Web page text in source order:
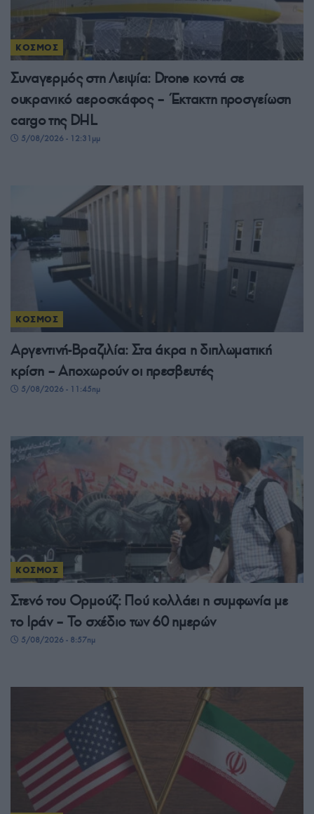
ΚΟΣΜΟΣ
Συναγερμός στη Λειψία: Drone κοντά σε
ουκρανικό αεροσκάφος – Έκτακτη προσγείωση
cargo της DHL
5/08/2026 - 12:31μμ
ΚΟΣΜΟΣ
Αργεντινή-Βραζιλία: Στα άκρα η διπλωματική
κρίση – Αποχωρούν οι πρεσβευτές
5/08/2026 - 11:45πμ
ΚΟΣΜΟΣ
Στενό του Ορμούζ: Πού κολλάει η συμφωνία με
το Ιράν – Το σχέδιο των 60 ημερών
5/08/2026 - 8:57πμ